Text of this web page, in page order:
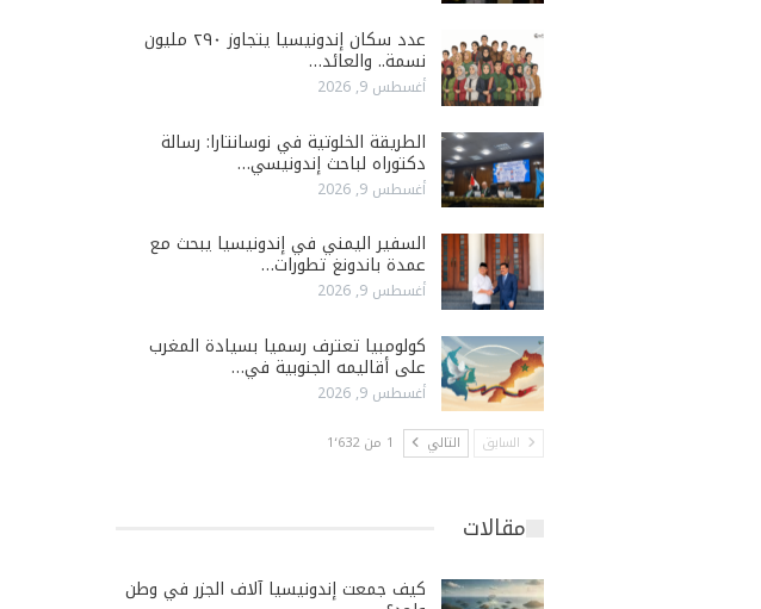
عدد سكان إندونيسيا يتجاوز ٢٩٠ مليون
نسمة.. والعائد…
أغسطس 9, 2026
الطريقة الخلوتية في نوسانتارا: رسالة
دكتوراه لباحث إندونيسي…
أغسطس 9, 2026
السفير اليمني في إندونيسيا يبحث مع
عمدة باندونغ تطورات…
أغسطس 9, 2026
كولومبيا تعترف رسميا بسيادة المغرب
على أقاليمه الجنوبية في…
أغسطس 9, 2026
السابق التالي 1 من 1٬632
مقالات
كيف جمعت إندونيسيا آلاف الجزر في وطن